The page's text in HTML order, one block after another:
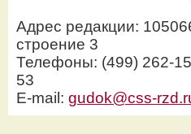
Адрес редакции:
строение 3
Телефоны: (499) 262-
53
E-mail: gudok@css-